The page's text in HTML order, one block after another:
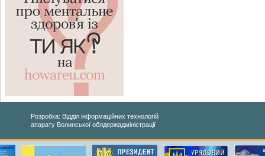
Розробка: Відділ інформаційних технологій
апарату Волинської облдержадміністрації